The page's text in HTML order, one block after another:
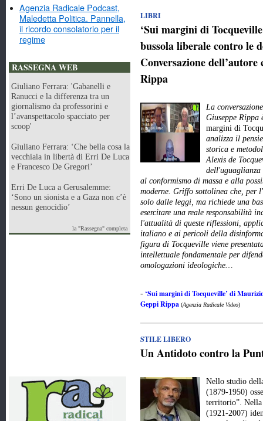
Agenzia Radicale Podcast,
Maledetta Politica. Pannella,
il ricordo consolatorio per il
regime
RASSEGNA WEB
Giuliano Ferrara: 'Gabanelli e
Ranucci e la differenza tra un
giornalismo da professorini e
l’avanspettacolo spacciato per
scoop'
Giuliano Ferrara: ‘Che bella cosa la
vecchiaia in libertà di Erri De Luca
e Francesco De Gregori’
Erri De Luca a Gerusalemme:
‘Sono un sionista e a Gaza non c’è
nessun genocidio’
la "Rassegna" completa
LIBRI
‘Sui margini di
bussola liberale contro le
Conversazione
Rippa
La
Giuseppe
margini di
analizza il
storica e
Alexis de
dell'uguaglianza
al conformismo di massa e alla
moderne. Griffo sottolinea che, per
solo dalle leggi, ma richiede una
esercitare una reale responsabilità
l'attualità di queste riflessioni,
italiano e ai pericoli della
figura di Tocqueville viene
intellettuale fondamentale per
omologazioni ideologiche…
- ‘Sui margini di Tocqueville’ di
Geppi Rippa (Agenzia Radicale Video)
STILE LIBERO
Un Antidoto contro la
Nello studio
(1879-1950)
territorio”. Nella
(1921-2007)